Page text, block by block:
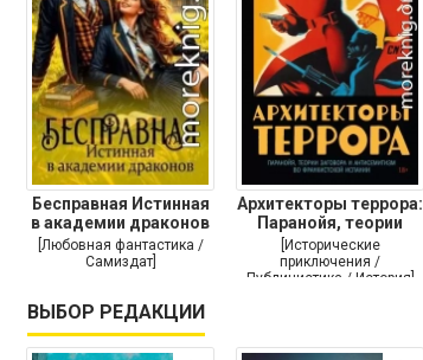
Бесправная Истинная
в академии драконов
[Любовная фантастика /
Самиздат]
Архитекторы террора:
Паранойя, теории
заговора и
[Исторические
приключения /
Публицистика / История]
ВЫБОР РЕДАКЦИИ